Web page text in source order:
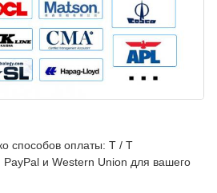
способов оплаты: T / T
и Western Union для вашего